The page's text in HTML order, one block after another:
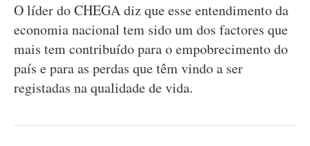
O líder do CHEGA diz que esse entendimento da
economia nacional tem sido um dos factores que
mais tem contribuído para o empobrecimento do
país e para as perdas que têm vindo a ser
registadas na qualidade de vida.